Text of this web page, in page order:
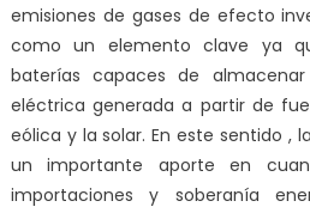
emisiones de gases de efecto
como un elemento clave ya
baterías capaces de
eléctrica generada a partir de
eólica y la solar. En este sentido ,
un importante aporte en
importaciones y soberanía